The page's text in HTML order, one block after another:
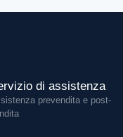
di assistenza
prevendita e post-